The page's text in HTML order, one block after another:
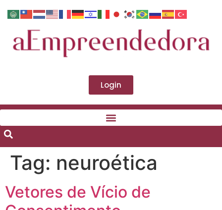
Login
Tag: neuroética
Vetores de Vício de